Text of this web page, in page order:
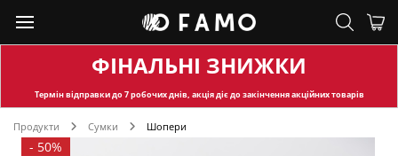
ФІНАЛЬНІ ЗНИЖКИ
Термін відправкидо 7 робочих днів, акція діє до закінчення акційних товарів
Продукти Сумки Шопери
- 50%